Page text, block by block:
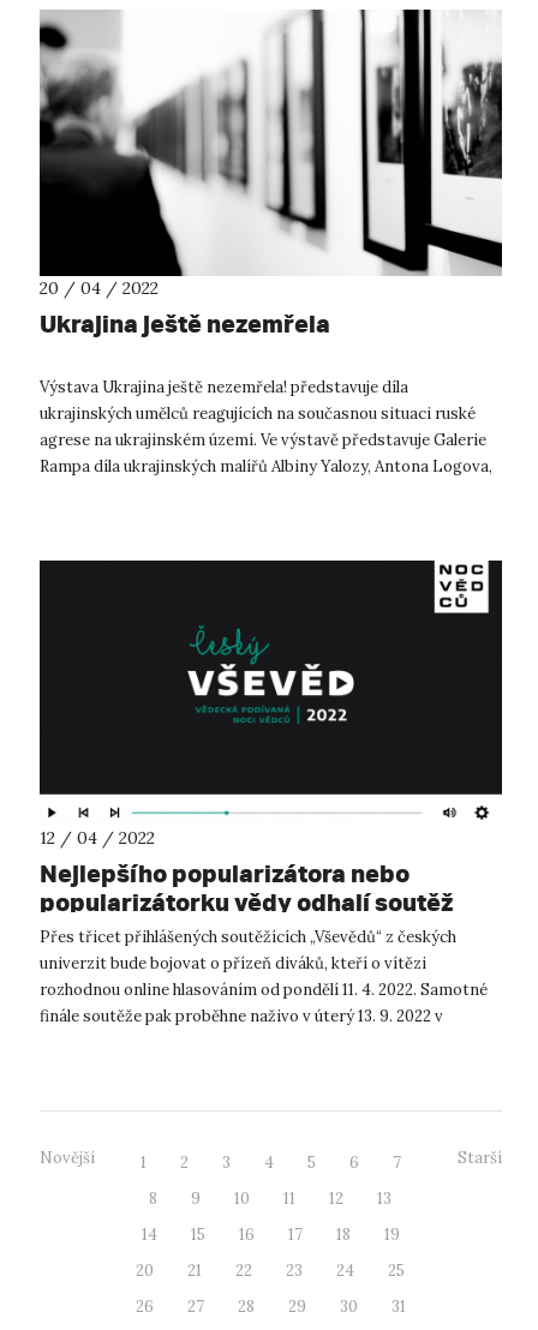
20 / 04 / 2022
Ukrajina ještě nezemřela
Výstava Ukrajina ještě nezemřela! představuje díla
ukrajinských umělců reagujících na současnou situaci ruské
agrese na ukrajinském území. Ve výstavě představuje Galerie
Rampa díla ukrajinských malířů Albiny Yalozy, Antona Logova,
12 / 04 / 2022
Nejlepšího popularizátora nebo
popularizátorku vědy odhalí soutěž
Český Vševěd
Přes třicet přihlášených soutěžících „Vševědů“ z českých
univerzit bude bojovat o přízeň diváků, kteří o vítězi
rozhodnou online hlasováním od pondělí 11. 4. 2022. Samotné
finále soutěže pak proběhne naživo v úterý 13. 9. 2022 v
Novější 1 2 3 4 5 6
7
8
9 10 11 12
13
14
15 16 17 18
19
20
21 22 23 24
25
26
27 28 29 30 31
Starší